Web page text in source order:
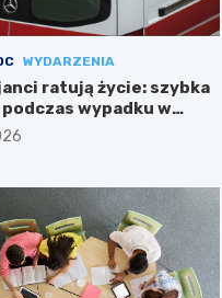
WYDARZENIA
ratują życie: szybka
wypadku w